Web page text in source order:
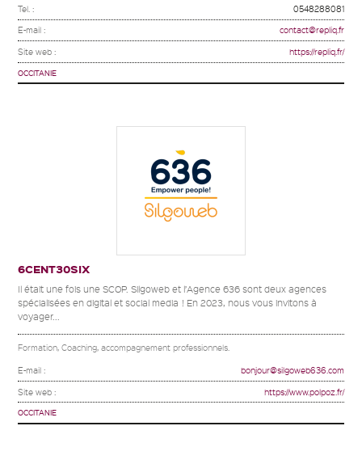
Tel. : 0548288081
E-mail : contact@repliq.fr
Site web : https://repliq.fr/
OCCITANIE
6CENT30SIX
Il était une fois une SCOP. Silgoweb et l’Agence 636 sont deux agences
spécialisées en digital et social media ! En 2023, nous vous invitons à
voyager...
Formation, Coaching, accompagnement professionnels.
E-mail : bonjour@silgoweb636.com
Site web : https://www.polpoz.fr/
OCCITANIE